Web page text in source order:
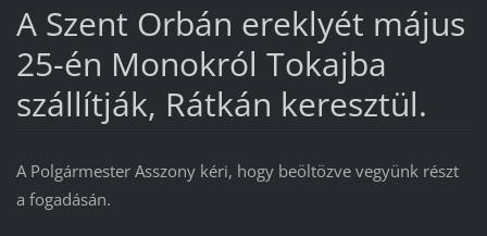
A Szent Orbán ereklyét május
25-én Monokról Tokajba
szállítják, Rátkán keresztül.
A Polgármester Asszony kéri, hogy beöltözve vegyünk részt
a fogadásán.